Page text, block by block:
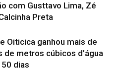
com Gusttavo Lima, Zé
Preta
Oiticica ganhou mais de
de metros cúbicos d’água
dias